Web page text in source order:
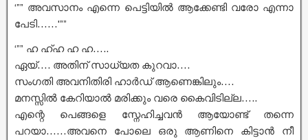
‘”” അവസാനം എന്നെ പെട്ടിയിൽ ആക്കേണ്ടി വരോ എന്നാ
പേടി……'””
‘”” ഹ ഹ്ഹ ഹ ഹ…..
ഏയ്‌…. അതിന് സാധ്യത കുറവാ….
സംഗതി അവനിതിരി ഹാർഡ് ആണെങ്കിലും….
മനസ്സിൽ കേറിയാൽ മരിക്കും വരെ കൈവിടില്ല…..
എന്റെ പെങ്ങളെ സ്നേഹിച്ചവൻ ആയോണ്ട് തന്നെ
പറയാ……അവനെ പോലെ ഒരു ആണിനെ കിട്ടാൻ നീ